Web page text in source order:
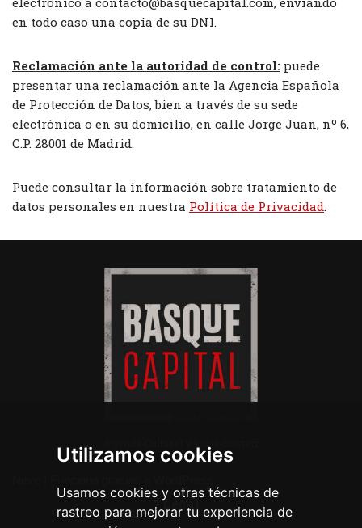
Utilizamos cookies
Usamos cookies y otras técnicas de
rastreo para mejorar tu experiencia de
en todo caso una copia de su DNI.
Reclamación ante la autoridad de control: puede
presentar una reclamación ante la Agencia Española
de Protección de Datos, bien a través de su sede
electrónica o en su domicilio, en calle Jorge Juan, nº 6,
C.P. 28001 de Madrid.
Puede consultar la información sobre tratamiento de
datos personales en nuestra Política de Privacidad.
Legal